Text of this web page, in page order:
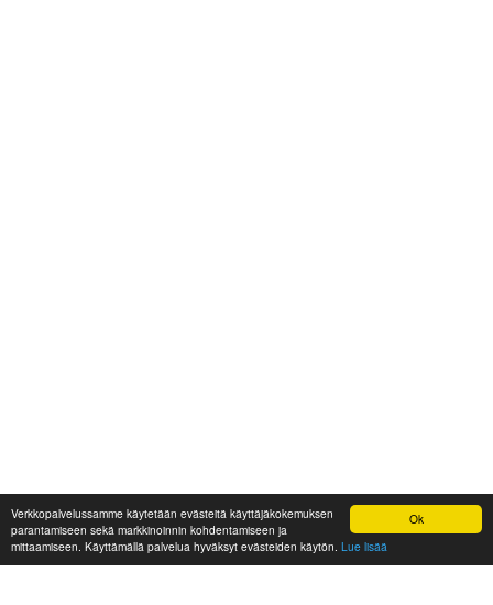
Ok
Verkkopalvelussamme käytetään evästeitä käyttäjäkokemuksen
parantamiseen sekä markkinoinnin kohdentamiseen ja
mittaamiseen. Käyttämällä palvelua hyväksyt evästeiden käytön. Lue lisää